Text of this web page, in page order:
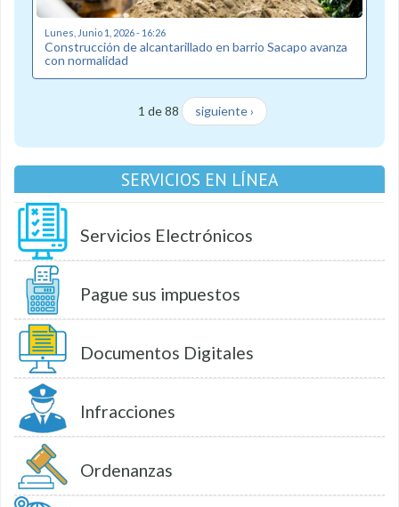
Lunes, Junio 1, 2026 - 16:26
Construcción de alcantarillado en barrio Sacapo avanza
con normalidad
1 de 88 siguiente ›
SERVICIOS EN LÍNEA
Servicios Electrónicos
Pague sus impuestos
Documentos Digitales
Infracciones
Ordenanzas